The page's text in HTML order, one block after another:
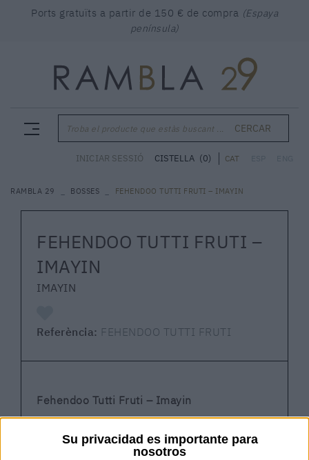
Su privacidad es importante para
nosotros
Ports gratuïts a partir de 150 € de compra (Espaya
península)
Troba el producte que estàs buscant ... CERCAR
CAT
INICIAR SESSIÓ CISTELLA (0)
RAMBLA 29 BOSSES FEHENDOO TUTTI FRUTI – IMAYIN
FEHENDOO TUTTI FRUTI –
IMAYIN
IMAYIN
Referència: FEHENDOO TUTTI FRUTI
Fehendoo Tutti Fruti – Imayin
Ens complau presentar laFehendoo Tutti